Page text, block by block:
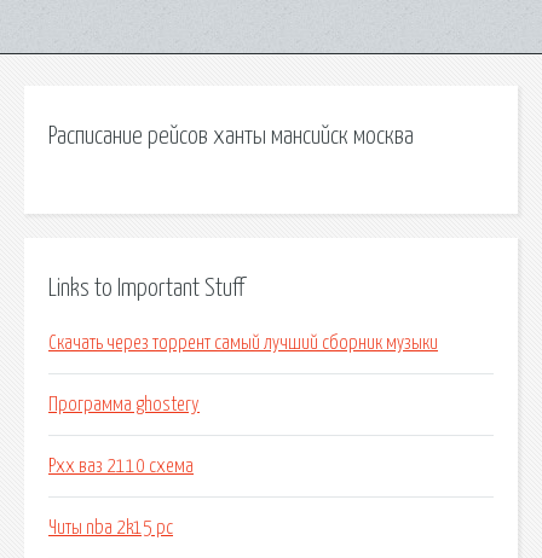
Расписание рейсов ханты мансийск москва
Links to Important Stuff
Скачать через торрент самый лучший сборник музыки
Программа ghostery
Рхх ваз 2110 схема
Читы nba 2k15 pc